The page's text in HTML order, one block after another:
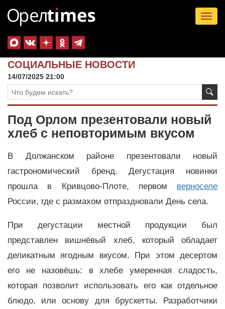
СОЦИАЛЬНЫЕ НОВОСТИ
14/07/2025 21:00
Под Орлом презентовали новый
хлеб с неповторимым вкусом
В Должанском районе презентовали новый
гастрономический бренд. Дегустация новинки
прошла в Кривцово-Плоте, первом верноселе
России, где с размахом отпраздновали День села.
При дегустации местной продукции был
представлен вишнёвый хлеб, который обладает
деликатным ягодным вкусом. При этом десертом
его не назовёшь: в хлебе умеренная сладость,
которая позволит использовать его как отдельное
блюдо, или основу для брускетты. Разработчики